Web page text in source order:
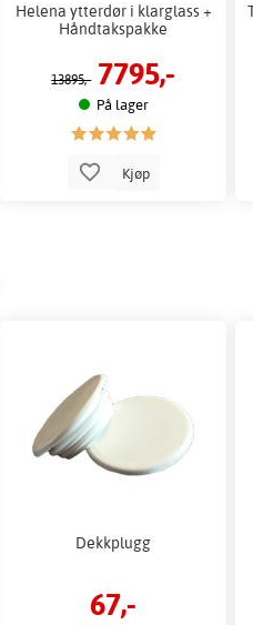
Helena ytterdør i klarglass +
Håndtakspakke
13895,- 7795,-
På lager
Kjøp
Dekkplugg
67,-